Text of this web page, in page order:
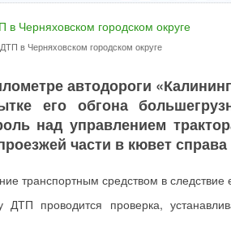
ДТП в Черняховском городском округе
автодороги
его обгона
над управлением
части в кювет
транспортным средством в следствие
проводится проверка,